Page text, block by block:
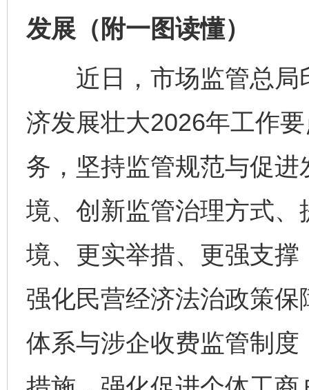
发展（附一图读懂）
近日，市场监管总局
济发展壮大2026年工作
务，坚持监管规范与促
境、创新监管治理方式
境、更实举措、更强支
强化民营经济法治政策
体系与涉企收费监管制